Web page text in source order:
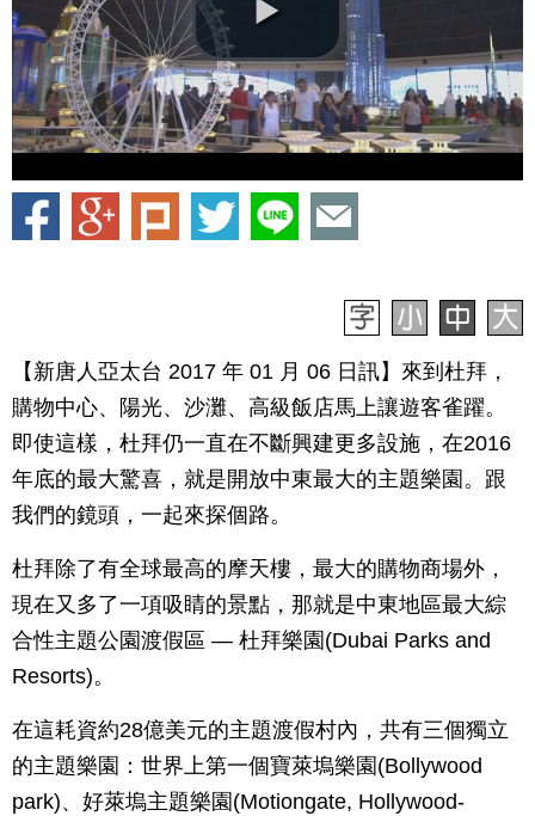
【新唐人亞太台 2017 年 01 月 06 日訊】來到杜拜，
購物中心、陽光、沙灘、高級飯店馬上讓遊客雀躍。
即使這樣，杜拜仍一直在不斷興建更多設施，在2016
年底的最大驚喜，就是開放中東最大的主題樂園。跟
我們的鏡頭，一起來探個路。
杜拜除了有全球最高的摩天樓，最大的購物商場外，
現在又多了一項吸睛的景點，那就是中東地區最大綜
合性主題公園渡假區 — 杜拜樂園(Dubai Parks and
Resorts)。
在這耗資約28億美元的主題渡假村內，共有三個獨立
的主題樂園：世界上第一個寶萊塢樂園(Bollywood
park)、好萊塢主題樂園(Motiongate, Hollywood-